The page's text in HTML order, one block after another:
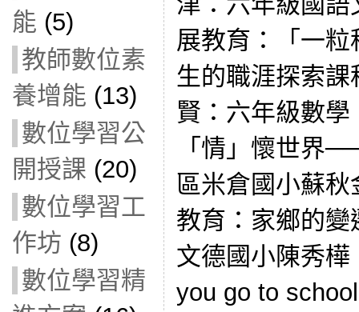
能 (5)
教師數位素
養增能 (13)
數位學習公
開授課 (20)
數位學習工
作坊 (8)
數位學習精
展教育：「一
生的職涯探索
賢：六年級數
「情」懷世界
區米倉國小蘇
教育：家鄉的
文德國小陳秀
you go to